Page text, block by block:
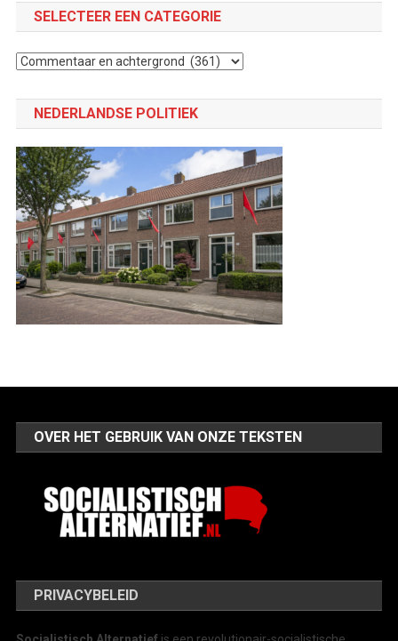
SELECTEER EEN CATEGORIE
Selecteer
categorie
NEDERLANDSE POLITIEK
OVER HET GEBRUIK VAN ONZE TEKSTEN
PRIVACYBELEID